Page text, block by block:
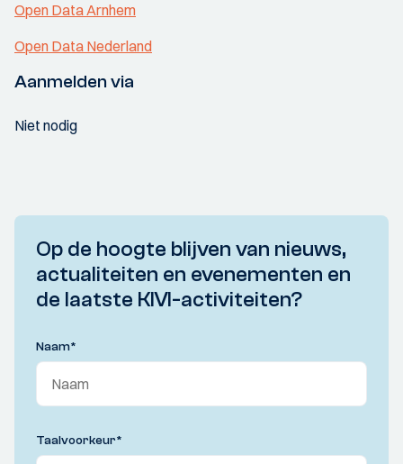
Open Data Arnhem
Open Data Nederland
Aanmelden via
Niet nodig
Op de hoogte blijven van nieuws,
actualiteiten en evenementen en
de laatste KIVI-activiteiten?
Naam*
Taalvoorkeur*